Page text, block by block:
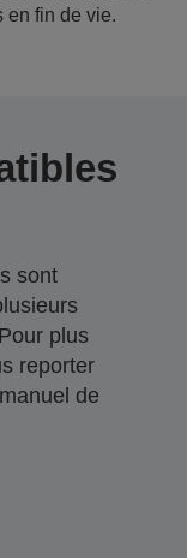
en fin de vie.
sont
plus
reporter
de